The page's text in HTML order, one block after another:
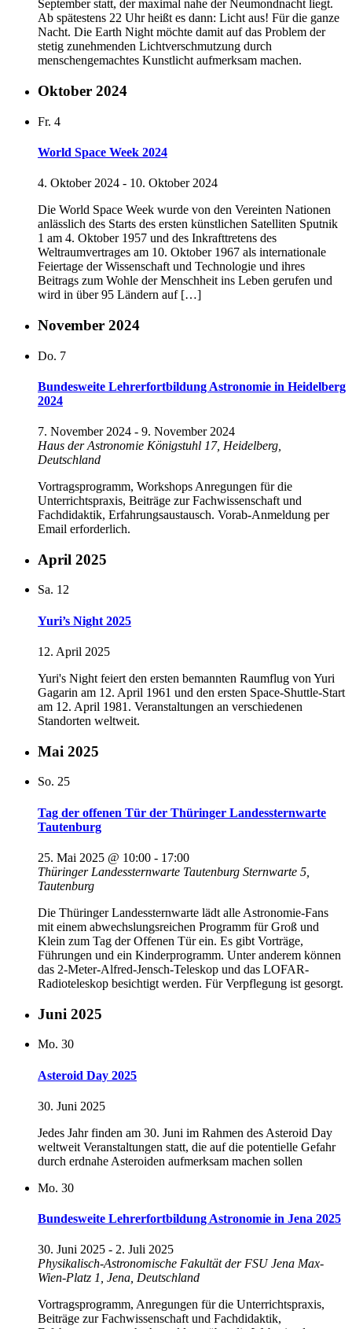
September statt, der maximal nahe der Neumondnacht liegt.
Ab spätestens 22 Uhr heißt es dann: Licht aus! Für die ganze
Nacht. Die Earth Night möchte damit auf das Problem der
stetig zunehmenden Lichtverschmutzung durch
menschengemachtes Kunstlicht aufmerksam machen.
Oktober 2024
Fr. 4
World Space Week 2024
4. Oktober 2024 - 10. Oktober 2024
Die World Space Week wurde von den Vereinten Nationen
anlässlich des Starts des ersten künstlichen Satelliten Sputnik
1 am 4. Oktober 1957 und des Inkrafttretens des
Weltraumvertrages am 10. Oktober 1967 als internationale
Feiertage der Wissenschaft und Technologie und ihres
Beitrags zum Wohle der Menschheit ins Leben gerufen und
wird in über 95 Ländern auf […]
November 2024
Do. 7
Bundesweite Lehrerfortbildung Astronomie in Heidelberg
2024
7. November 2024 - 9. November 2024
Haus der Astronomie Königstuhl 17, Heidelberg,
Deutschland
Vortragsprogramm, Workshops Anregungen für die
Unterrichtspraxis, Beiträge zur Fachwissenschaft und
Fachdidaktik, Erfahrungsaustausch. Vorab-Anmeldung per
Email erforderlich.
April 2025
Sa. 12
Yuri’s Night 2025
12. April 2025
Yuri's Night feiert den ersten bemannten Raumflug von Yuri
Gagarin am 12. April 1961 und den ersten Space-Shuttle-Start
am 12. April 1981. Veranstaltungen an verschiedenen
Standorten weltweit.
Mai 2025
So. 25
Tag der offenen Tür der Thüringer Landessternwarte
Tautenburg
25. Mai 2025 @ 10:00 - 17:00
Thüringer Landessternwarte Tautenburg Sternwarte 5,
Tautenburg
Die Thüringer Landessternwarte lädt alle Astronomie-Fans
mit einem abwechslungsreichen Programm für Groß und
Klein zum Tag der Offenen Tür ein. Es gibt Vorträge,
Führungen und ein Kinderprogramm. Unter anderem können
das 2-Meter-Alfred-Jensch-Teleskop und das LOFAR-
Radioteleskop besichtigt werden. Für Verpflegung ist gesorgt.
Juni 2025
Mo. 30
Asteroid Day 2025
30. Juni 2025
Jedes Jahr finden am 30. Juni im Rahmen des Asteroid Day
weltweit Veranstaltungen statt, die auf die potentielle Gefahr
durch erdnahe Asteroiden aufmerksam machen sollen
Mo. 30
Bundesweite Lehrerfortbildung Astronomie in Jena 2025
30. Juni 2025 - 2. Juli 2025
Physikalisch-Astronomische Fakultät der FSU Jena Max-
Wien-Platz 1, Jena, Deutschland
Vortragsprogramm, Anregungen für die Unterrichtspraxis,
Beiträge zur Fachwissenschaft und Fachdidaktik,